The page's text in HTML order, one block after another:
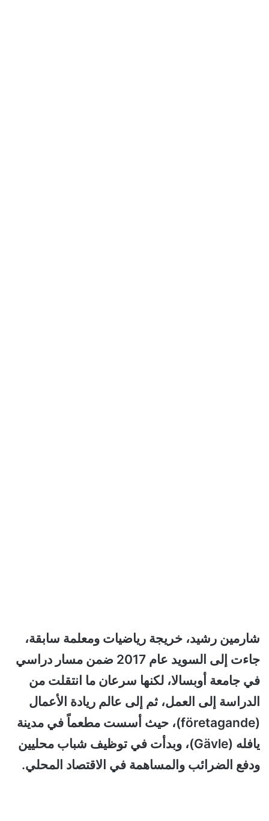
شارمين رشيد، خريجة رياضيات ومعلمة سابقة،
جاءت إلى السويد عام 2017 ضمن مسار دراسي
في جامعة أوبسالا، لكنها سرعان ما انتقلت من
الدراسة إلى العمل، ثم إلى عالم ريادة الأعمال
(företagande)، حيث أسست مطعماً في مدينة
يافله (Gävle)، وبدأت في توظيف شباب محليين
ودفع الضرائب والمساهمة في الاقتصاد المحلي.